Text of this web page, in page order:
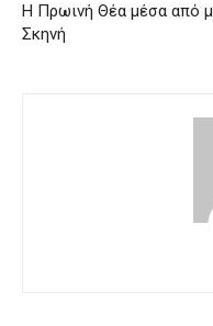
Η Πρωινή Θέα μέσα από
Σκηνή